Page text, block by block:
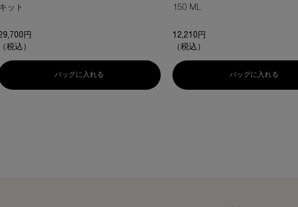
トラクション ナイト クリーム 50PX
キット
円
（税込）
バッグに入れる リプラスティ ルコンストラクション ナイト クリーム 50PX
150 ML
12,210円
（税込）
バッグに入れる